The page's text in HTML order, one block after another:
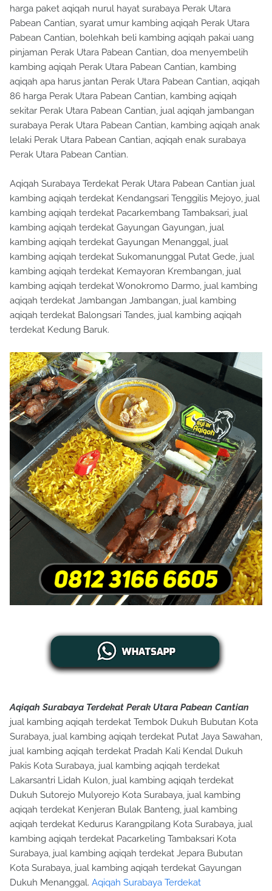
harga paket aqiqah nurul hayat surabaya Perak Utara
Pabean Cantian, syarat umur kambing aqiqah Perak Utara
Pabean Cantian, bolehkah beli kambing aqiqah pakai uang
pinjaman Perak Utara Pabean Cantian, doa menyembelih
kambing aqiqah Perak Utara Pabean Cantian, kambing
aqiqah apa harus jantan Perak Utara Pabean Cantian, aqiqah
86 harga Perak Utara Pabean Cantian, kambing aqiqah
sekitar Perak Utara Pabean Cantian, jual aqiqah jambangan
surabaya Perak Utara Pabean Cantian, kambing aqiqah anak
lelaki Perak Utara Pabean Cantian, aqiqah enak surabaya
Perak Utara Pabean Cantian.
Aqiqah Surabaya Terdekat Perak Utara Pabean Cantian jual
kambing aqiqah terdekat Kendangsari Tenggilis Mejoyo, jual
kambing aqiqah terdekat Pacarkembang Tambaksari, jual
kambing aqiqah terdekat Gayungan Gayungan, jual
kambing aqiqah terdekat Gayungan Menanggal, jual
kambing aqiqah terdekat Sukomanunggal Putat Gede, jual
kambing aqiqah terdekat Kemayoran Krembangan, jual
kambing aqiqah terdekat Wonokromo Darmo, jual kambing
aqiqah terdekat Jambangan Jambangan, jual kambing
aqiqah terdekat Balongsari Tandes, jual kambing aqiqah
terdekat Kedung Baruk.
Aqiqah Surabaya Terdekat Perak Utara Pabean Cantian
jual kambing aqiqah terdekat Tembok Dukuh Bubutan Kota
Surabaya, jual kambing aqiqah terdekat Putat Jaya Sawahan,
jual kambing aqiqah terdekat Pradah Kali Kendal Dukuh
Pakis Kota Surabaya, jual kambing aqiqah terdekat
Lakarsantri Lidah Kulon, jual kambing aqiqah terdekat
Dukuh Sutorejo Mulyorejo Kota Surabaya, jual kambing
aqiqah terdekat Kenjeran Bulak Banteng, jual kambing
aqiqah terdekat Kedurus Karangpilang Kota Surabaya, jual
kambing aqiqah terdekat Pacarkeling Tambaksari Kota
Surabaya, jual kambing aqiqah terdekat Jepara Bubutan
Kota Surabaya, jual kambing aqiqah terdekat Gayungan
Dukuh Menanggal. Aqiqah Surabaya Terdekat